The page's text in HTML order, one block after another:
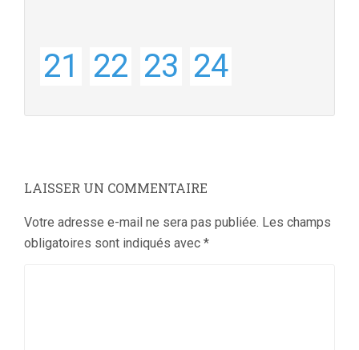
21 22 23 24
LAISSER UN COMMENTAIRE
Votre adresse e-mail ne sera pas publiée. Les champs
obligatoires sont indiqués avec *